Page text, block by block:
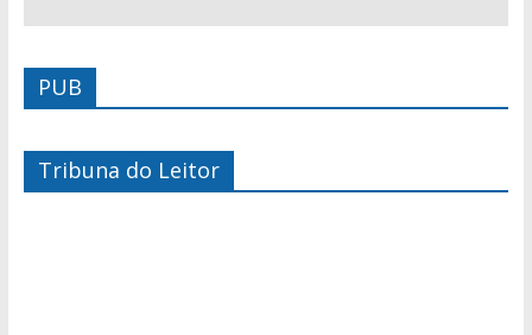
PUB
Tribuna do Leitor